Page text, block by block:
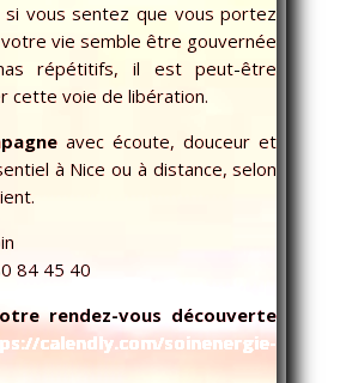
si vous sentez que vous portez
vie semble être gouvernée
répétitifs, il est peut-être
cette voie de libération.
avec écoute, douceur et
à Nice ou à distance, selon
84 45 40
rendez-vous découverte
calendly.com/soinenergie-